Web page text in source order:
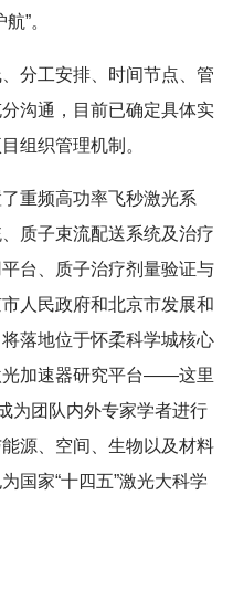
”。
分工安排、时间节点、管
沟通，目前已确定具体实
组织管理机制。
重频高功率飞秒激光系
质子束流配送系统及治疗
台、质子治疗剂量验证与
人民政府和北京市发展和
落地位于怀柔科学城核心
光加速器研究平台——这里
为团队内外专家学者进行
源、空间、生物以及材料
国家“十四五”激光大科学